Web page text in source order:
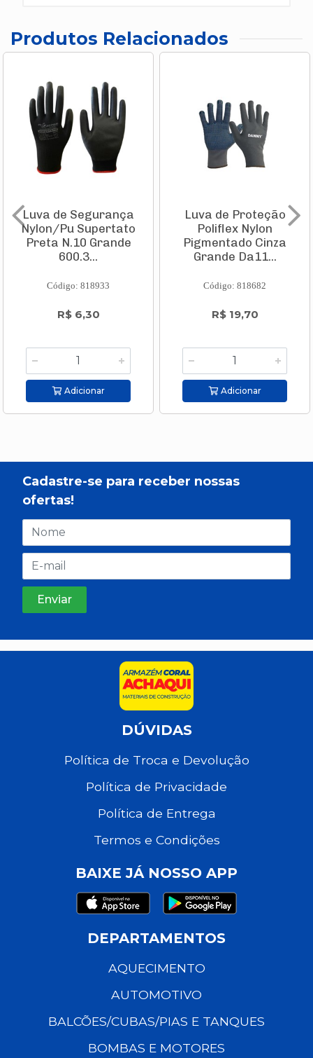
Produtos Relacionados
Luva de Segurança
Nylon/Pu Supertato
Preta N.10 Grande
600.3...
Código: 818933
R$ 6,30
Adicionar
Luva de Proteção
Poliflex Nylon
Pigmentado Cinza
Grande Da11...
Código: 818682
R$ 19,70
Adicionar
Cadastre-se para receber nossas
ofertas!
DÚVIDAS
Política de Troca e Devolução
Política de Privacidade
Política de Entrega
Termos e Condições
BAIXE JÁ NOSSO APP
DEPARTAMENTOS
AQUECIMENTO
AUTOMOTIVO
BALCÕES/CUBAS/PIAS E TANQUES
BOMBAS E MOTORES